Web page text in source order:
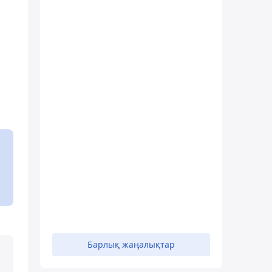
Барлық жаңалықтар